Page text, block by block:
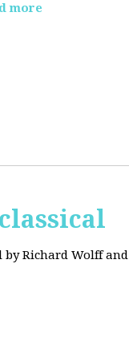
more
by Richard Wolff and